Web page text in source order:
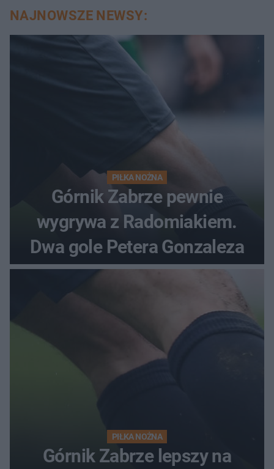
NAJNOWSZE NEWSY:
PIŁKA NOŻNA
Górnik Zabrze pewnie
wygrywa z Radomiakiem.
Dwa gole Petera Gonzaleza
PIŁKA NOŻNA
Górnik Zabrze lepszy na